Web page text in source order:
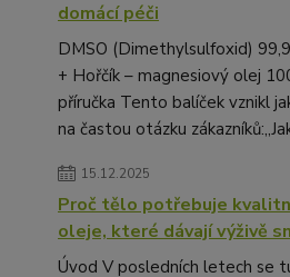
domácí péči
DMSO (Dimethylsulfoxid)
+ Hořčík – magnesiový olej
příručka Tento balíček vznikl
na častou otázku
15.12.2025
Proč tělo potřebuje
oleje, které dávají výživě
Úvod V posledních letech se